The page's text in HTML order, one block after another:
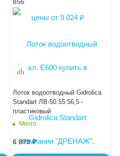
Лоток водоотводный Gidrolica
Standart ЛВ-50.55.56,5 -
пластиковый
Много
6 879₽